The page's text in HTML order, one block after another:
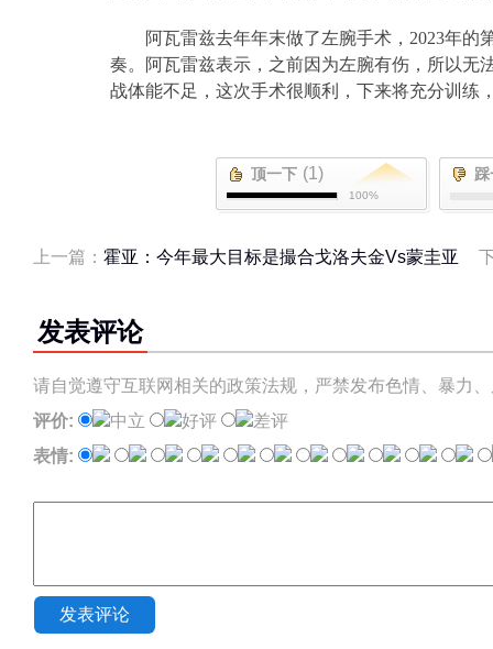
阿瓦雷兹去年年末做了左腕手术， 2023年的
奏。阿瓦雷兹表示，之前因为左腕有伤，所以无
战体能不足，这次手术很顺利，下来将充分训练
顶一下 (1)
100%
上一篇： 霍亚：今年最大目标是撮合戈洛夫金Vs蒙圭亚
发表评论
请自觉遵守互联网相关的政策法规，严禁发布色情、暴力
评价:
中立 好评
差评
表情:
发表评论